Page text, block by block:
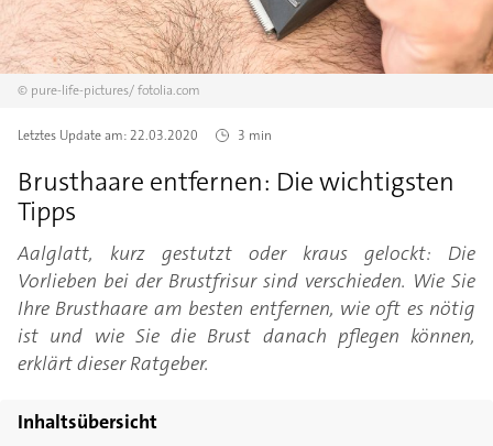
© pure-life-pictures/fotolia.com
Letztes Update am:22.03.2020 3 min
Brusthaare entfernen: Die wichtigsten
Tipps
Aalglatt, kurz gestutzt oder kraus gelockt: Die
Vorlieben bei der Brustfrisur sind verschieden. Wie Sie
Ihre Brusthaare am besten entfernen, wie oft es nötig
ist und wie Sie die Brust danach pflegen können,
erklärt dieser Ratgeber.
Inhaltsübersicht